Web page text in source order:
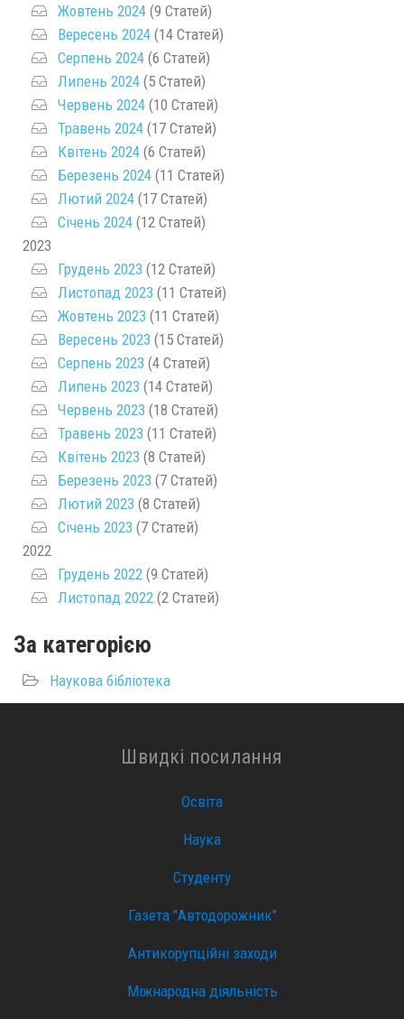
Жовтень 2024 (9 Статей)
Вересень 2024 (14 Статей)
Серпень 2024 (6 Статей)
Липень 2024 (5 Статей)
Червень 2024 (10 Статей)
Травень 2024 (17 Статей)
Квітень 2024 (6 Статей)
Березень 2024 (11 Статей)
Лютий 2024 (17 Статей)
Січень 2024 (12 Статей)
2023
Грудень 2023 (12 Статей)
Листопад 2023 (11 Статей)
Жовтень 2023 (11 Статей)
Вересень 2023 (15 Статей)
Серпень 2023 (4 Статей)
Липень 2023 (14 Статей)
Червень 2023 (18 Статей)
Травень 2023 (11 Статей)
Квітень 2023 (8 Статей)
Березень 2023 (7 Статей)
Лютий 2023 (8 Статей)
Січень 2023 (7 Статей)
2022
Грудень 2022 (9 Статей)
Листопад 2022 (2 Статей)
За категорією
Наукова бібліотека
Швидкі посилання
Освіта
Наука
Студенту
Газета "Автодорожник"
Антикорупційні заходи
Міжнародна діяльність